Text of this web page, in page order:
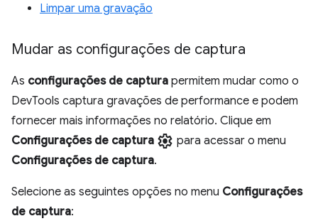
Limpar uma gravação
Mudar as configurações de captura
As configurações de captura permitem mudar como o
DevTools captura gravações de performance e podem
fornecer mais informações no relatório. Clique em
Configurações de captura settings para acessar o menu
Configurações de captura.
Selecione as seguintes opções no menu Configurações
de captura: